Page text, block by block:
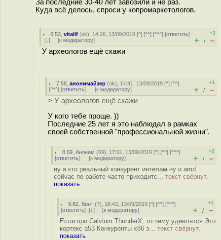
За последние 30-40 лет завозили и не раз.
Куда всё делось, спроси у копромаркетологов.
6.53 ,vitalif (ok), 14:26, 13/09/2019 [^] [^^] [^^^] [ответить]
[↓] [к модератору]
+3
+ / –
У археологов ещё скажи
7.58 ,анонимайзер (ok), 14:41, 13/09/2019 [^] [^^]
[^^^] [ответить] [к модератору]
+1
+ / –
> У археологов ещё скажи
У кого тебе проще. ))
Последние 25 лет я это наблюдал в рамках
своей собственной "профессиональной жизни".
8.69 ,Аноним (69), 17:01, 13/09/2019 [^] [^^] [^^^]
[ответить] [к модератору]
+2
+ / –
ну а кто реальный конкурент интелам ну и amd
сейчас по работе часто приходитс... текст свёрнут,
показать
9.82 Винт (?), 18:43, 13/09/2019 [^] [^^] [^^^]
[ответить] [↓] [к модератору]
+1
+ / –
Если про Calvium ThunderX, то чему удивлятся Это
кортекс а53 Конкуренты х86 э... текст свёрнут,
показать